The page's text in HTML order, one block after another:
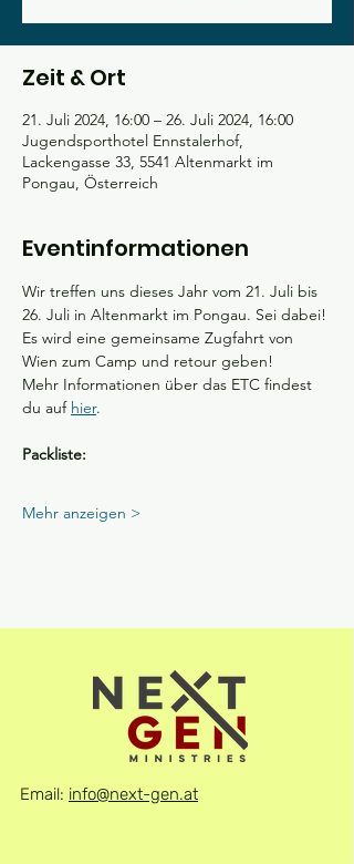
Zeit & Ort
21. Juli 2024, 16:00 – 26. Juli 2024, 16:00
Jugendsporthotel Ennstalerhof,
Lackengasse 33, 5541 Altenmarkt im
Pongau, Österreich
Eventinformationen
Wir treffen uns dieses Jahr vom 21. Juli bis
26. Juli in Altenmarkt im Pongau. Sei dabei!
Es wird eine gemeinsame Zugfahrt von
Wien zum Camp und retour geben!
Mehr Informationen über das ETC findest
du auf hier.
Packliste:
Mehr anzeigen >
Email: info@next-gen.at